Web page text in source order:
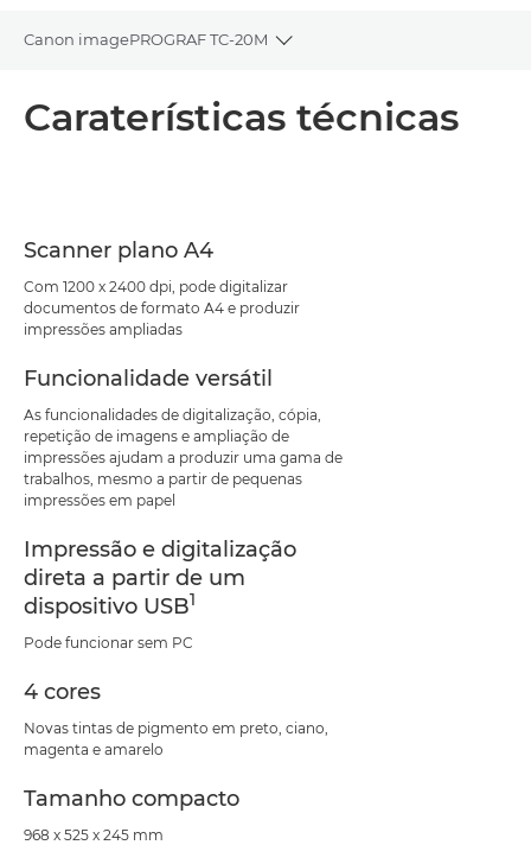
Canon imagePROGRAF TC-20M
Toggle breadcrumbs
Caraterísticas técnicas
Scanner plano A4
Com 1200 x 2400 dpi, pode digitalizar
documentos de formato A4 e produzir
impressões ampliadas
Funcionalidade versátil
As funcionalidades de digitalização, cópia,
repetição de imagens e ampliação de
impressões ajudam a produzir uma gama de
trabalhos, mesmo a partir de pequenas
impressões em papel
Impressão e digitalização
direta a partir de um
dispositivo USB1
Pode funcionar sem PC
4 cores
Novas tintas de pigmento em preto, ciano,
magenta e amarelo
Tamanho compacto
968 x 525 x 245 mm